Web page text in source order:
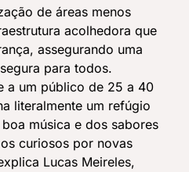
de áreas menos
acolhedora que
assegurando uma
para todos.
a um público de 25 a 40
literalmente um refúgio
música e dos sabores
curiosos por novas
Lucas Meireles,